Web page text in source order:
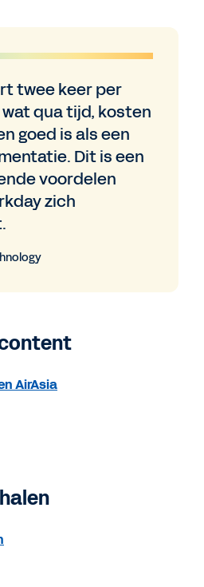
twee keer per
qua tijd, kosten
goed is als een
Dit is een
voordelen
zich
AirAsia